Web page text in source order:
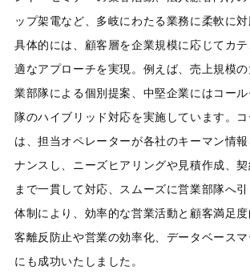
ップ架電など、多岐にわたる業務に柔軟に対
具体的には、顧客層を企業規模に応じてカ
適なアプローチを実現。例えば、売上規模
業部隊による個別提案、中堅企業にはコー
隊のハイブリッド対応を実施しています。
は、担当オペレーターが各社のキーマン情
ナンスし、ニーズヒアリングや見積作成、
まで一貫して対応、スムーズに営業部隊へ
体制により、効率的な営業活動と顧客満足
客離反防止や営業の効率化、データベース
にも成功いたしました。